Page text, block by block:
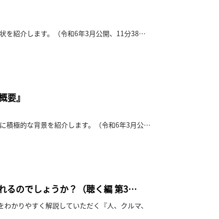
を紹介します。（令和6年3月公開、11分38
要』
積極的な背景を紹介します。（令和6年3月公
るのでしょうか？（聴く編 第3
かりやすく解説していただく『人、クルマ、